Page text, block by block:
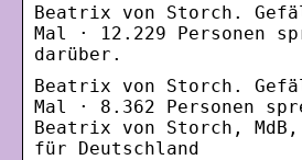
Beatrix von Storch.
Mal · 12.229 Personen
darüber.
Beatrix von Storch.
Mal · 8.362 Personen
Beatrix von Storch,
für Deutschland